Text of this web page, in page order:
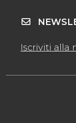
Iscriviti alla